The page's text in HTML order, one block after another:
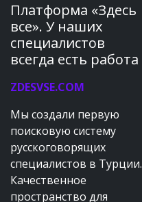
Платформа «Здесь
все». У наших
специалистов
всегда есть работа
ZDESVSE.COM
Мы создали первую
поисковую систему
русскоговорящих
специалистов в Турции.
Качественное
пространство для